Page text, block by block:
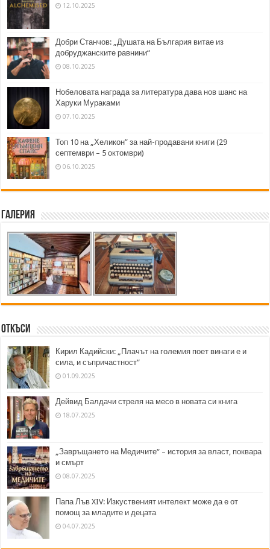
12.10.2025
Добри Станчов: „Душата на България витае из
добруджанските равнини“
08.10.2025
Нобеловата награда за литература дава нов шанс на
Харуки Мураками
07.10.2025
Топ 10 на „Хеликон” за най-продавани книги (29
септември – 5 октомври)
06.10.2025
Галерия
Откъси
Кирил Кадийски: „Плачът на големия поет винаги е и
сила, и съпричастност“
01.09.2025
Дейвид Балдачи стреля на месо в новата си книга
18.07.2025
„Завръщането на Медичите“ – история за власт, поквара
и смърт
08.07.2025
Папа Лъв XIV: Изкуственият интелект може да е от
помощ за младите и децата
04.07.2025